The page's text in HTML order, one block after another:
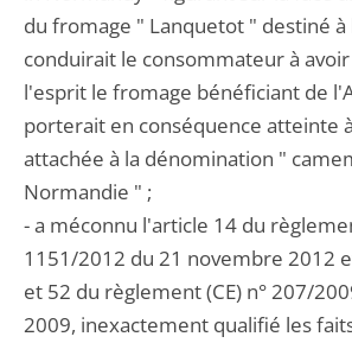
du fromage " Lanquetot " destiné
conduirait le consommateur à
l'esprit le fromage bénéficiant de
porterait en conséquence atteinte
attachée à la dénomination "
Normandie " ;
- a méconnu l'article 14 du
1151/2012 du 21 novembre 2012
et 52 du règlement (CE) n° 207/
2009, inexactement qualifié les